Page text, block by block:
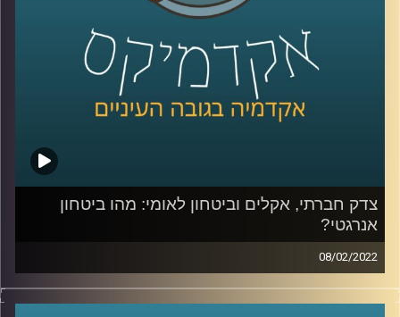
לשיחה שקיימתי עם פרופ' יעל פרג על מכסות פחמן אישיות –
לשיחה שקיימתי עם פרופ' יעל פרג על ביטחון אנרגיה –
צדק חברתי, אקלים וביטחון לאומי: מהו ביטחון
אנרגטי?
08/02/2022
איך מאזנים בין הרצון באספקה תמידית של אנרגיה לכולם לבין
קיימות ועד כמה נסכים לקבל את עליית מחירי החשמל כדי